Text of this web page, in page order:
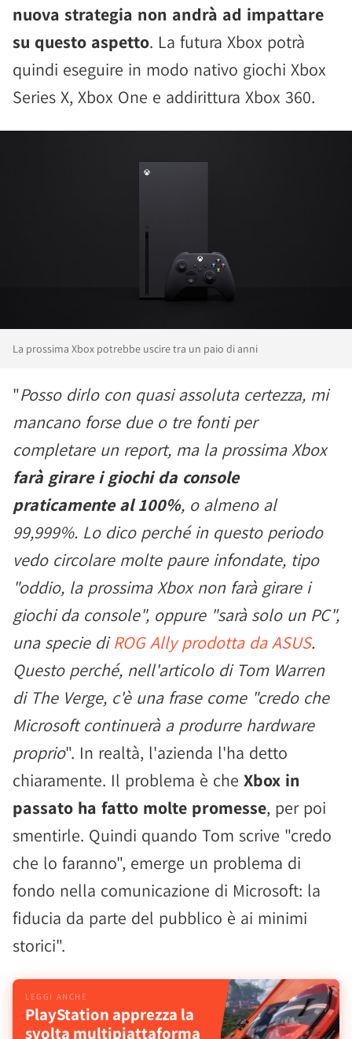
nuova strategia non andrà ad impattare
su questo aspetto. La futura Xbox potrà
quindi eseguire in modo nativo giochi Xbox
Series X, Xbox One e addirittura Xbox 360.
La prossima Xbox potrebbe uscire tra un paio di anni
"Posso dirlo con quasi assoluta certezza, mi
mancano forse due o tre fonti per
completare un report, ma la prossima Xbox
farà girare i giochi da console
praticamente al 100%, o almeno al
99,999%. Lo dico perché in questo periodo
vedo circolare molte paure infondate, tipo
"oddio, la prossima Xbox non farà girare i
giochi da console", oppure "sarà solo un PC",
una specie diROG Ally prodotta da ASUS.
Questo perché, nell'articolo di Tom Warren
di The Verge, c'è una frase come "credo che
Microsoft continuerà a produrre hardware
proprio". In realtà, l'azienda l'ha detto
chiaramente. Il problema è che Xbox in
passato ha fatto molte promesse, per poi
smentirle. Quindi quando Tom scrive "credo
che lo faranno", emerge un problema di
fondo nella comunicazione di Microsoft: la
fiducia da parte del pubblico è ai minimi
storici".
PlayStation apprezza la
svolta multipiattaforma